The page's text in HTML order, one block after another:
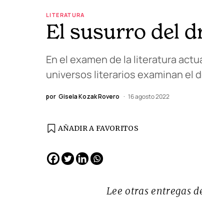
LITERATURA
El susurro del
En el examen de la literatura
universos literarios examinan el
por Gisela Kozak Rovero 16 agosto 2022
AÑADIR A FAVORITOS
Lee otras entregas